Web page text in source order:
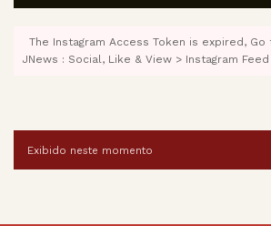
The Instagram Access Token is expired,
JNews : Social, Like & View > Instagram
Exibido neste momento